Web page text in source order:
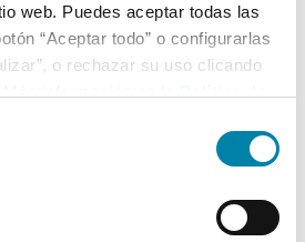
web. Puedes aceptar todas las
“Aceptar todo” o configurarlas
o rechazar su uso clicando